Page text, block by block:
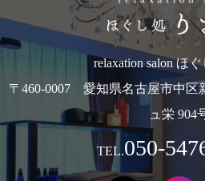
relaxation salon ほ
〒460-0007 愛知県名古屋市中区
ュ栄 904
TEL.050-